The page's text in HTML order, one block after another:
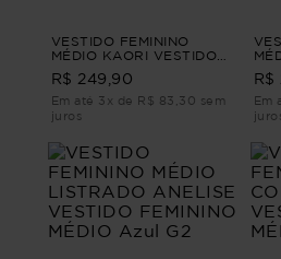
VESTIDO FEMININO
MÉDIO KAORI VESTIDO
FEMININO MÉDIO Marrom
PP
R$ 249,90
Em até 3x de R$ 83,30 sem
juros
R$
Em